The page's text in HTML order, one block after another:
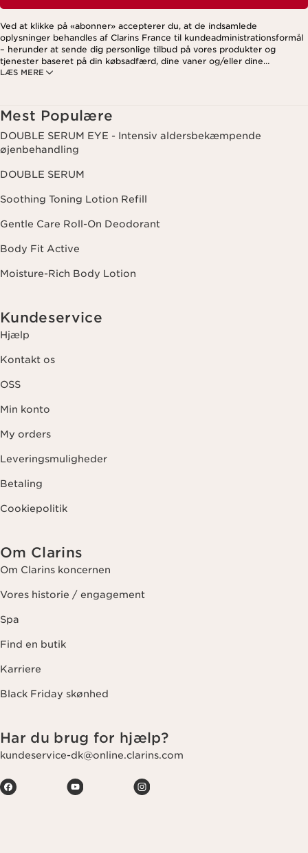
LÆS MERE
Ved at klikke på «abonner» accepterer du, at de indsamlede
oplysninger behandles af Clarins France til kundeadministrationsformål
– herunder at sende dig personlige tilbud på vores produkter og
tjenester baseret på din købsadfærd, dine vaner og/eller dine
interesser. Dette kan også omfatte visning på sociale medier og
nyhedsbrev. For mere information om, hvordan vi håndterer dine data
og dine rettigheder, se venligst vores
Mest Populære
DOUBLE SERUM EYE - Intensiv aldersbekæmpende
øjenbehandling
DOUBLE SERUM
Soothing Toning Lotion Refill
Gentle Care Roll-On Deodorant
Body Fit Active
Moisture-Rich Body Lotion
Kundeservice
Hjælp
Kontakt os
OSS
Min konto
My orders
Leveringsmuligheder
Betaling
Cookiepolitik
Om Clarins
Om Clarins koncernen
Vores historie / engagement
Spa
Find en butik
Karriere
Black Friday skønhed
Har du brug for hjælp?
kundeservice-dk@online.clarins.com